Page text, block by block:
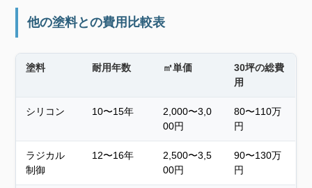
他の塗料との費用比較表
塗料 耐用年数 ㎡単価
30坪の総費
用
シリコン 10〜15年
2,000〜3,0
00円
80〜110万
円
ラジカル
制御
12〜16年
2,500〜3,5
00円
90〜130万
円